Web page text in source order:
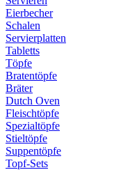
Eierbecher
Schalen
Servierplatten
Tabletts
Töpfe
Bratentöpfe
Bräter
Dutch Oven
Fleischtöpfe
Spezialtöpfe
Stieltöpfe
Suppentöpfe
Topf-Sets